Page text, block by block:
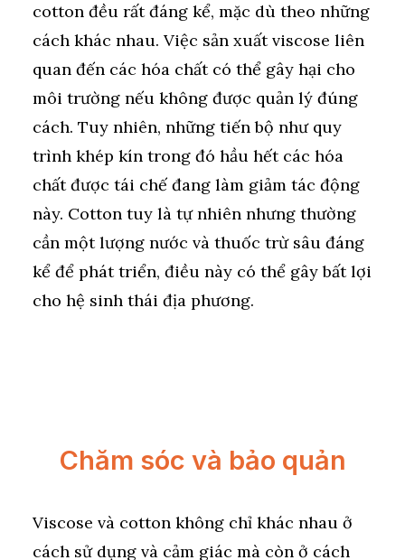
cotton đều rất đáng kể, mặc dù theo những
cách khác nhau. Việc sản xuất viscose liên
quan đến các hóa chất có thể gây hại cho
môi trường nếu không được quản lý đúng
cách. Tuy nhiên, những tiến bộ như quy
trình khép kín trong đó hầu hết các hóa
chất được tái chế đang làm giảm tác động
này. Cotton tuy là tự nhiên nhưng thường
cần một lượng nước và thuốc trừ sâu đáng
kể để phát triển, điều này có thể gây bất lợi
cho hệ sinh thái địa phương.
Chăm sóc và bảo quản
Viscose và cotton không chỉ khác nhau ở
cách sử dụng và cảm giác mà còn ở cách